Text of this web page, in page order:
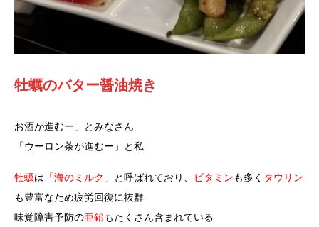
牡蠣のバター醤油焼き
お酒が進むー」とみなさん
「ウーロン茶が進むー」と私
牡蠣は 「海のミルク」 と呼ばれており、 ビタミンも多く タウリン
も豊富なため疲労回復に抜群
味覚障害予防の亜鉛もたくさん含まれている